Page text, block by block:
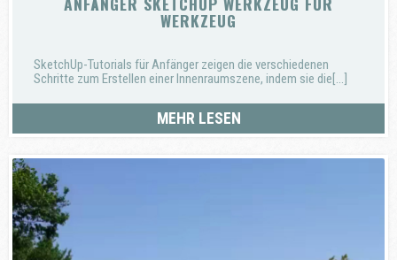
WERKZEUG
SketchUp-Tutorials für Anfänger zeigen die verschiedenen
Schritte zum Erstellen einer Innenraumszene, indem sie die[...]
MEHR LESEN